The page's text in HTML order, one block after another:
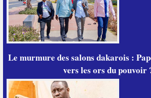
Le murmure des salons dakarois :
vers les ors du pouvoir